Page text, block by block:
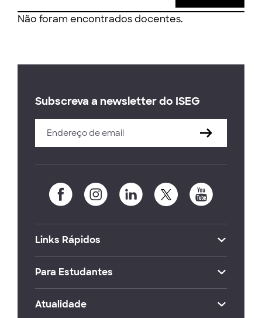
Não foram encontrados docentes.
Subscreva a newsletter do ISEG
Links Rápidos
Para Estudantes
Atualidade